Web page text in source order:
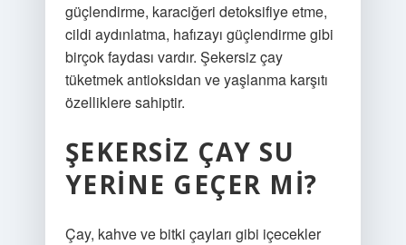
güçlendirme, karaciğeri detoksifiye etme,
cildi aydınlatma, hafızayı güçlendirme gibi
birçok faydası vardır. Şekersiz çay
tüketmek antioksidan ve yaşlanma karşıtı
özelliklere sahiptir.
ŞEKERSIZ ÇAY SU
YERINE GEÇER MI?
Çay, kahve ve bitki çayları gibi içecekler